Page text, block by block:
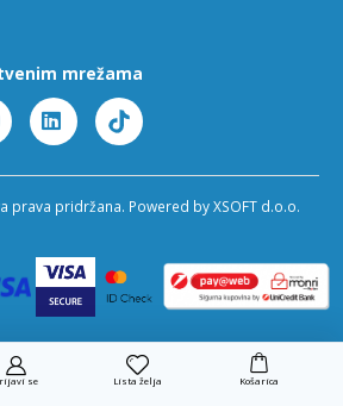
se Lista želja Košarica
mrežama
prava pridržana. Powered by XSOFT d.o.o.